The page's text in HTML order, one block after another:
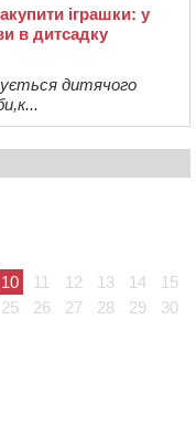
іграшки: у
в дитсадку
дитячого
10 11 12 13 14
15
25 26 27 28 29
30